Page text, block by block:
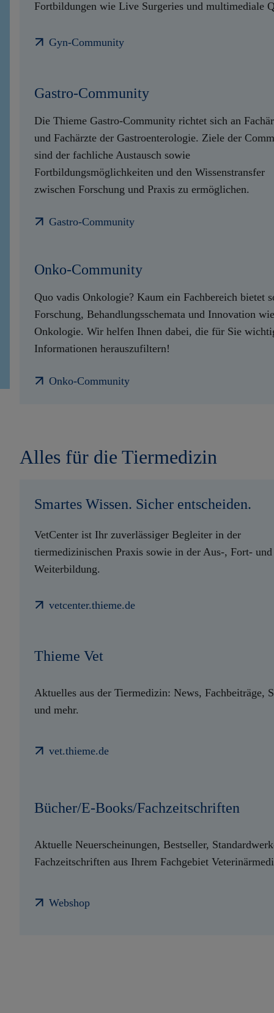
Fortbildungen wie Live Surgeries und multimediale
Gyn-Community
Gastro-Community
Die Thieme Gastro-Community richtet sich an
und Fachärzte der Gastroenterologie. Ziele der
sind der fachliche Austausch sowie
Fortbildungsmöglichkeiten und den Wissenstransfer
zwischen Forschung und Praxis zu ermöglichen.
Gastro-Community
Onko-Community
Quo vadis Onkologie? Kaum ein Fachbereich bietet
Forschung, Behandlungsschemata und Innovation
Onkologie. Wir helfen Ihnen dabei, die für Sie
Informationen herauszufiltern!
Onko-Community
Alles für die Tiermedizin
Smartes Wissen. Sicher entscheiden.
VetCenter ist Ihr zuverlässiger Begleiter in der
tiermedizinischen Praxis sowie in der Aus-, Fort- und
Weiterbildung.
vetcenter.thieme.de
Thieme Vet
Aktuelles aus der Tiermedizin: News, Fachbeiträge,
und mehr.
vet.thieme.de
Bücher/E-Books/Fachzeitschriften
Aktuelle Neuerscheinungen, Bestseller,
Fachzeitschriften aus Ihrem Fachgebiet
Webshop